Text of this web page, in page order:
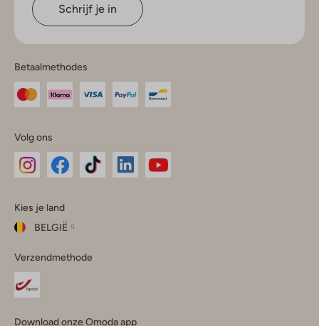
Schrijf je in
Betaalmethodes
Volg ons
InstagramFacebook
Kies je land
BELGIË
je
land
Verzendmethode
Download onze Omoda app